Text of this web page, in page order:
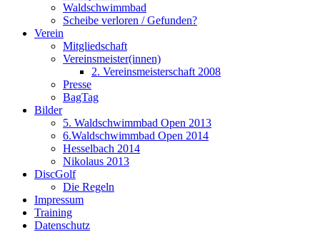
Waldschwimmbad
Scheibe verloren / Gefunden?
Verein
Mitgliedschaft
Vereinsmeister(innen)
2. Vereinsmeisterschaft 2008
Presse
BagTag
Bilder
5. Waldschwimmbad Open 2013
6.Waldschwimmbad Open 2014
Hesselbach 2014
Nikolaus 2013
DiscGolf
Die Regeln
Impressum
Training
Datenschutz